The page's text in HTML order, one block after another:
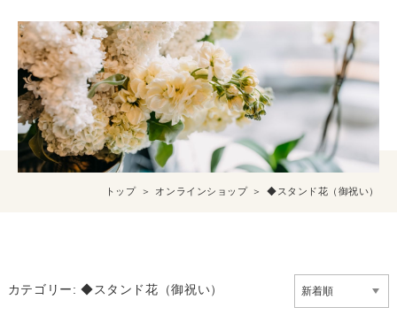
トップ オンラインショップ ◆スタンド花（御祝い）
カテゴリー:◆スタンド花（御祝い）